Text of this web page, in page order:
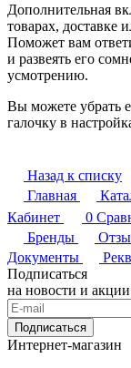
Дополнительная
товарах, доставке
Поможет вам
и развеять его
усмотрению.
Вы можете убрать
галочку в
Назад к списку
Главная
Кабинет
0
Бренды
Документы
Подписаться
на новости и акции
Подписаться
Интернет-магазин